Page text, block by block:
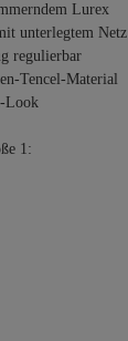
Lurex
unterlegtem Netz
regulierbar
Tencel-Material
Look
1: